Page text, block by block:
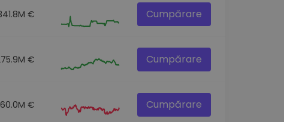
€ Cumpărare
€ Cumpărare
€ Cumpărare